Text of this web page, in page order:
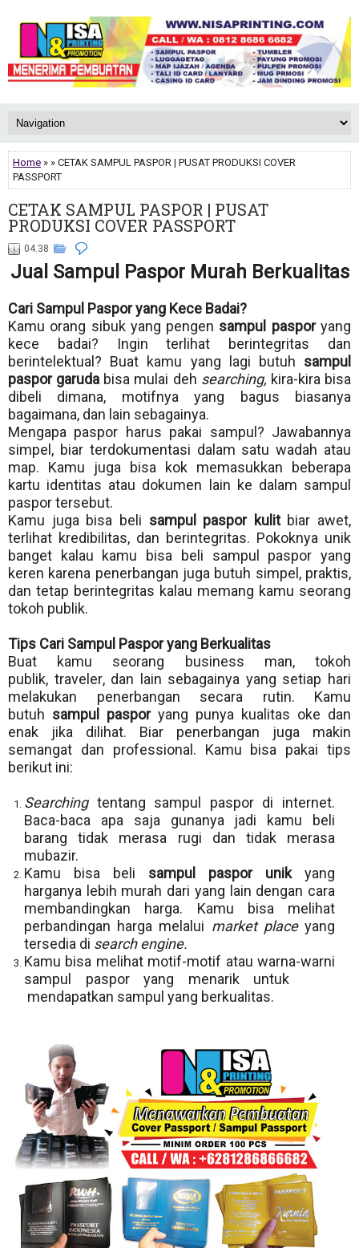
Home » » CETAK SAMPUL PASPOR | PUSAT PRODUKSI COVER
PASSPORT
CETAK SAMPUL PASPOR | PUSAT
PRODUKSI COVER PASSPORT
04.38
Jual Sampul Paspor Murah Berkualitas
Cari Sampul Paspor yang Kece Badai?
Kamu orang sibuk yang pengen sampul pasporyang
kece badai? Ingin terlihat berintegritas dan
berintelektual? Buat kamu yang lagi butuh sampul
paspor garuda bisa mulai deh searching, kira-kira bisa
dibeli dimana, motifnya yang bagus biasanya
bagaimana, dan lain sebagainya.
Mengapa paspor harus pakai sampul? Jawabannya
simpel, biar terdokumentasi dalam satu wadah atau
map. Kamu juga bisa kok memasukkan beberapa
kartu identitas atau dokumen lain ke dalam sampul
paspor tersebut.
Kamu juga bisa beli sampul paspor kulit biar awet,
terlihat kredibilitas, dan berintegritas. Pokoknya unik
banget kalau kamu bisa beli sampul paspor yang
keren karena penerbangan juga butuh simpel, praktis,
dan tetap berintegritas kalau memang kamu seorang
tokoh publik.
Tips Cari Sampul Paspor yang Berkualitas
Buat kamu seorang business man, tokoh
publik, traveler, dan lain sebagainya yang setiap hari
melakukan penerbangan secara rutin. Kamu
butuh sampul paspor yang punya kualitas oke dan
enak jika dilihat. Biar penerbangan juga makin
semangat dan professional. Kamu bisa pakai tips
berikut ini:
Searching tentang sampul paspor di internet.
Baca-baca apa saja gunanya jadi kamu beli
barang tidak merasa rugi dan tidak merasa
mubazir.
Kamu bisa beli sampul paspor unik yang
harganya lebih murah dari yang lain dengan cara
membandingkan harga. Kamu bisa melihat
perbandingan harga melalui market placeyang
tersedia di search engine.
Kamu bisa melihat motif-motif atau warna-warni
sampul paspor yang menarik untuk
mendapatkan sampul yang berkualitas.